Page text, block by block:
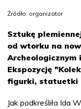
Źródło: organizator
Sztukę
od wtorku na
Archeologicznym
Ekspozycję
figurki, statuetki
Jak podkreśliła Ida